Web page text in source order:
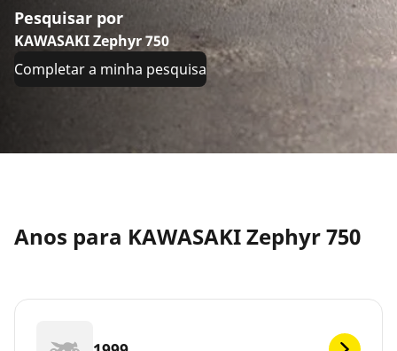
Pesquisar por
KAWASAKI Zephyr 750
Completar a minha pesquisa
Anos para KAWASAKI Zephyr 750